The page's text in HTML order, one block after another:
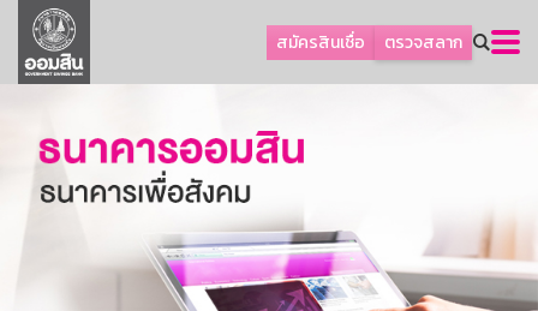
สมัครสินเชื่อ ตรวจสลาก
ลูกค้าธุรกิจ
ลูกค้าผู้ประกอบรายย่อย
ออมเพื่อสุข
เกี่ยวกับธนาคาร
การพัฒนาที่ยั่งยืน